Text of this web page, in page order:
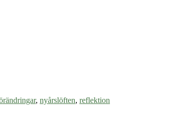
, nyårslöften, reflektion